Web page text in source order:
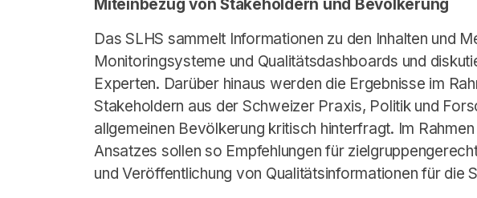
Miteinbezug von Stakeholdern und Bevölkerung
Das SLHS sammelt Informationen zu den Inhalten und
Monitoringsysteme und Qualitätsdashboards und
Experten. Darüber hinaus werden die Ergebnisse im
Stakeholdern aus der Schweizer Praxis, Politik und
allgemeinen Bevölkerung kritisch hinterfragt. Im
Ansatzes sollen so Empfehlungen für
und Veröffentlichung von Qualitätsinformationen für die